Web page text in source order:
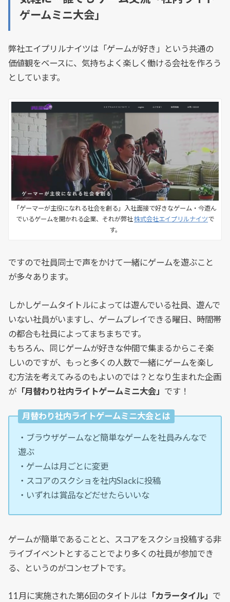
ゲームミニ大会」
弊社エイプリルナイツは「ゲームが好き」という共通の
価値観をベースに、気持ちよく楽しく働ける会社を作ろう
としています。
「ゲーマーが主役になれる社会を創る」入社面接で好きなゲーム・今遊ん
でいるゲームを聞かれる企業、それが弊社株式会社エイプリルナイツで
す。
ですので社員同士で声をかけて一緒にゲームを遊ぶこと
が多々あります。
しかしゲームタイトルによっては遊んでいる社員、遊んで
いない社員がいますし、ゲームプレイできる曜日、時間帯
の都合も社員によってまちまちです。
もちろん、同じゲームが好きな仲間で集まるからこそ楽
しいのですが、もっと多くの人数で一緒にゲームを楽し
む方法を考えてみるのもよいのでは？となり生まれた企画
が 「月替わり社内ライトゲームミニ大会」 です！
月替わり社内ライトゲームミニ大会とは
・ブラウザゲームなど簡単なゲームを社員みんなで
遊ぶ
・ゲームは月ごとに変更
・スコアのスクショを社内Slackに投稿
・いずれは賞品などだせたらいいな
ゲームが簡単であることと、スコアをスクショ投稿する非
ライブイベントとすることでより多くの社員が参加でき
る、というのがコンセプトです。
11月に実施された第6回のタイトルは 「カラータイル」 で